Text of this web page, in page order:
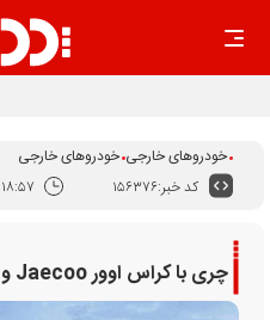
خودروهای خارجی خودروهای خارجی
کد خبر:۱۵۶۳۷۶ ۱۸:۵۷
چری با کراس اوور Jaecoo وارد بازار استرالیا می شود